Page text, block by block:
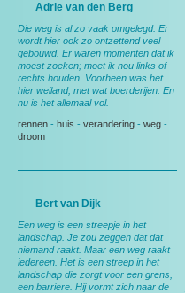
Adrie van den Berg
Die weg is al zo vaak omgelegd. Er
wordt hier ook zo ontzettend veel
gebouwd. Er waren momenten dat ik
moest zoeken; moet ik nou links of
rechts houden. Voorheen was het
hier weiland, met wat boerderijen. En
nu is het allemaal vol.
rennen - huis - verandering - weg -
droom
Bert van Dijk
Een weg is een streepje in het
landschap. Je zou zeggen dat dat
niemand raakt. Maar een weg raakt
iedereen. Het is een streep in het
landschap die zorgt voor een grens,
een barriere. Hij vormt zich naar de